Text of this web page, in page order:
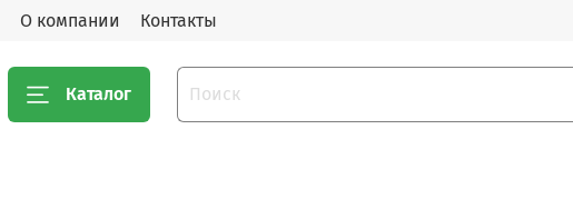
О компании Контакты
Каталог